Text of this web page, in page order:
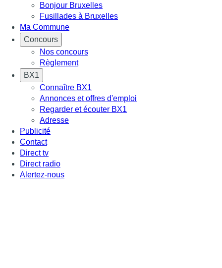
Bonjour Bruxelles
Fusillades à Bruxelles
Ma Commune
Concours
Nos concours
Règlement
BX1
Connaître BX1
Annonces et offres d'emploi
Regarder et écouter BX1
Adresse
Publicité
Contact
Direct tv
Direct radio
Alertez-nous